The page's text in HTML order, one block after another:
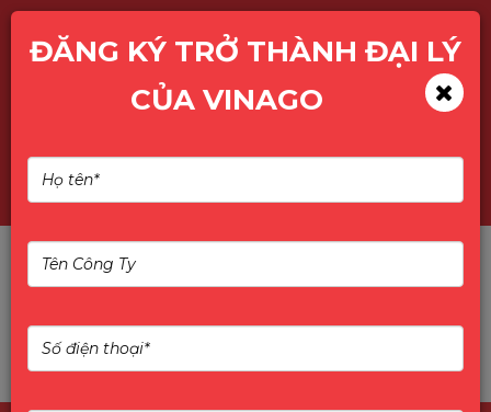
ĐĂNG KÝ TRỞ THÀNH ĐẠI LÝ
CỦA VINAGO